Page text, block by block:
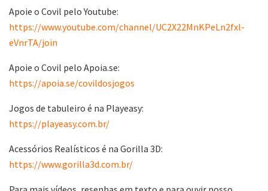
Apoie o Covil pelo Youtube:
https://www.youtube.com/channel/UC2X22MnKPeLn2fxl-
eVnrTA/join
Apoie o Covil pelo Apoia.se:
https://apoia.se/covildosjogos
Jogos de tabuleiro é na Playeasy:
https://playeasy.com.br/
Acessórios Realísticos é na Gorilla 3D:
https://www.gorilla3d.com.br/